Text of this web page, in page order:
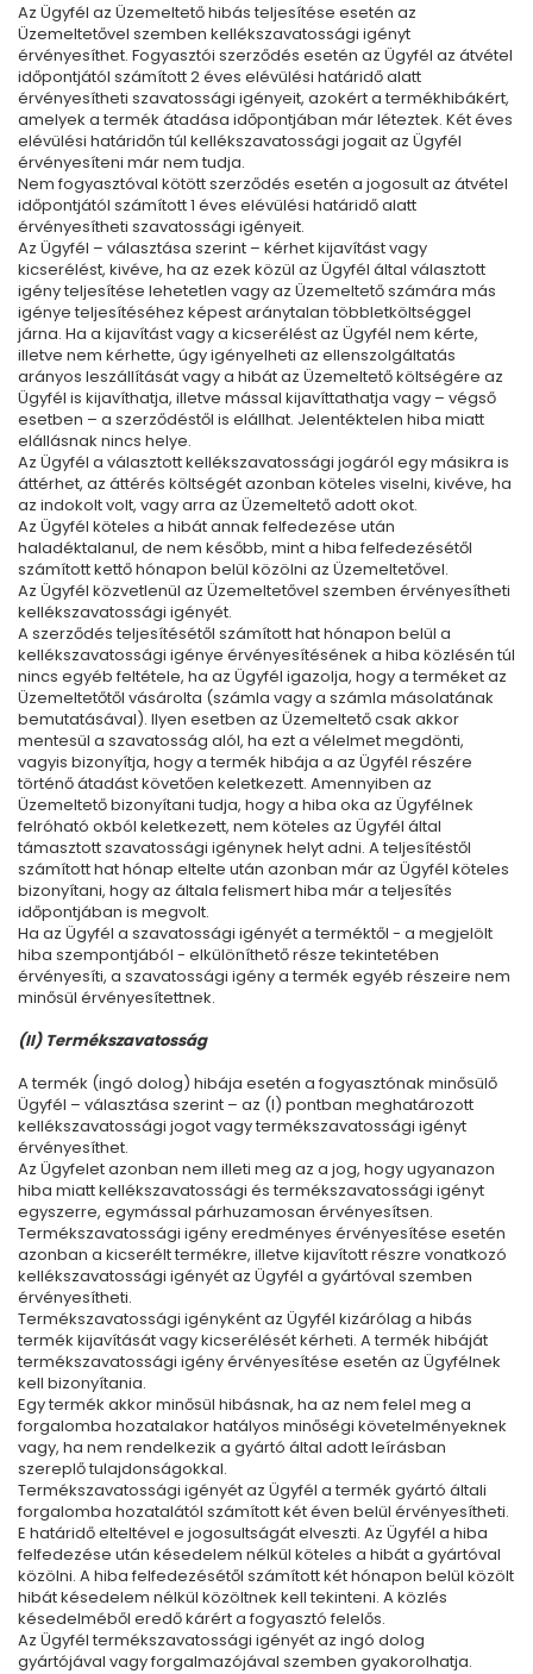
Az Ügyfél az Üzemeltető hibás teljesítése esetén az
Üzemeltetővel szemben kellékszavatossági igényt
érvényesíthet. Fogyasztói szerződés esetén az Ügyfél az átvétel
időpontjától számított 2 éves elévülési határidő alatt
érvényesítheti szavatossági igényeit, azokért a termékhibákért,
amelyek a termék átadása időpontjában már léteztek. Két éves
elévülési határidőn túl kellékszavatossági jogait az Ügyfél
érvényesíteni már nem tudja.
Nem fogyasztóval kötött szerződés esetén a jogosult az átvétel
időpontjától számított 1 éves elévülési határidő alatt
érvényesítheti szavatossági igényeit.
Az Ügyfél – választása szerint – kérhet kijavítást vagy
kicserélést, kivéve, ha az ezek közül az Ügyfél által választott
igény teljesítése lehetetlen vagy az Üzemeltető számára más
igénye teljesítéséhez képest aránytalan többletköltséggel
járna. Ha a kijavítást vagy a kicserélést az Ügyfél nem kérte,
illetve nem kérhette, úgy igényelheti az ellenszolgáltatás
arányos leszállítását vagy a hibát az Üzemeltető költségére az
Ügyfél is kijavíthatja, illetve mással kijavíttathatja vagy – végső
esetben – a szerződéstől is elállhat. Jelentéktelen hiba miatt
elállásnak nincs helye.
Az Ügyfél a választott kellékszavatossági jogáról egy másikra is
áttérhet, az áttérés költségét azonban köteles viselni, kivéve, ha
az indokolt volt, vagy arra az Üzemeltető adott okot.
Az Ügyfél köteles a hibát annak felfedezése után
haladéktalanul, de nem később, mint a hiba felfedezésétől
számított kettő hónapon belül közölni az Üzemeltetővel.
Az Ügyfél közvetlenül az Üzemeltetővel szemben érvényesítheti
kellékszavatossági igényét.
A szerződés teljesítésétől számított hat hónapon belül a
kellékszavatossági igénye érvényesítésének a hiba közlésén túl
nincs egyéb feltétele, ha az Ügyfél igazolja, hogy a terméket az
Üzemeltetőtől vásárolta (számla vagy a számla másolatának
bemutatásával). Ilyen esetben az Üzemeltető csak akkor
mentesül a szavatosság alól, ha ezt a vélelmet megdönti,
vagyis bizonyítja, hogy a termék hibája a az Ügyfél részére
történő átadást követően keletkezett. Amennyiben az
Üzemeltető bizonyítani tudja, hogy a hiba oka az Ügyfélnek
felróható okból keletkezett, nem köteles az Ügyfél által
támasztott szavatossági igénynek helyt adni. A teljesítéstől
számított hat hónap eltelte után azonban már az Ügyfél köteles
bizonyítani, hogy az általa felismert hiba már a teljesítés
időpontjában is megvolt.
Ha az Ügyfél a szavatossági igényét a terméktől - a megjelölt
hiba szempontjából - elkülöníthető része tekintetében
érvényesíti, a szavatossági igény a termék egyéb részeire nem
minősül érvényesítettnek.
(II) Termékszavatosság
A termék (ingó dolog) hibája esetén a fogyasztónak minősülő
Ügyfél – választása szerint – az (I) pontban meghatározott
kellékszavatossági jogot vagy termékszavatossági igényt
érvényesíthet.
Az Ügyfelet azonban nem illeti meg az a jog, hogy ugyanazon
hiba miatt kellékszavatossági és termékszavatossági igényt
egyszerre, egymással párhuzamosan érvényesítsen.
Termékszavatossági igény eredményes érvényesítése esetén
azonban a kicserélt termékre, illetve kijavított részre vonatkozó
kellékszavatossági igényét az Ügyfél a gyártóval szemben
érvényesítheti.
Termékszavatossági igényként az Ügyfél kizárólag a hibás
termék kijavítását vagy kicserélését kérheti. A termék hibáját
termékszavatossági igény érvényesítése esetén az Ügyfélnek
kell bizonyítania.
Egy termék akkor minősül hibásnak, ha az nem felel meg a
forgalomba hozatalakor hatályos minőségi követelményeknek
vagy, ha nem rendelkezik a gyártó által adott leírásban
szereplő tulajdonságokkal.
Termékszavatossági igényét az Ügyfél a termék gyártó általi
forgalomba hozatalától számított két éven belül érvényesítheti.
E határidő elteltével e jogosultságát elveszti. Az Ügyfél a hiba
felfedezése után késedelem nélkül köteles a hibát a gyártóval
közölni. A hiba felfedezésétől számított két hónapon belül közölt
hibát késedelem nélkül közöltnek kell tekinteni. A közlés
késedelméből eredő kárért a fogyasztó felelős.
Az Ügyfél termékszavatossági igényét az ingó dolog
gyártójával vagy forgalmazójával szemben gyakorolhatja.